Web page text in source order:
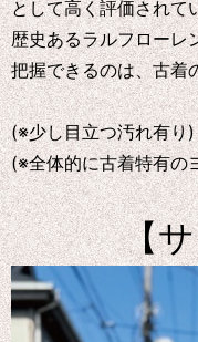
として高く評価されて
歴史あるラルフローレ
把握できるのは、古着
(※少し目立つ汚れ有り)
(※全体的に古着特有の
【